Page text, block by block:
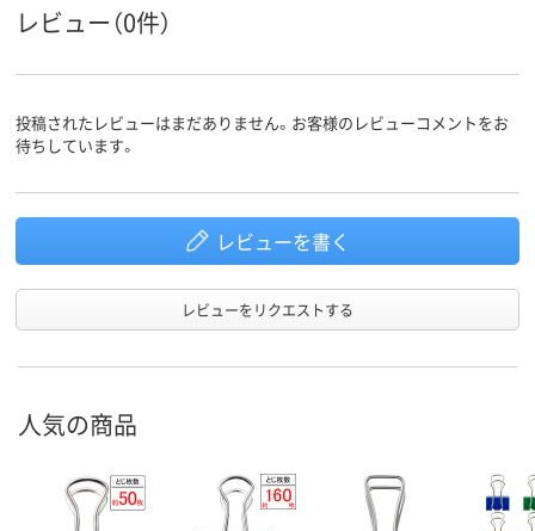
とじ枚数 230枚
材質 スチール スチール スチール
レビュー（0件）
投稿されたレビューはまだありません。お客様のレビューコメントをお
待ちしています。
レビューを書く
レビューをリクエストする
人気の商品